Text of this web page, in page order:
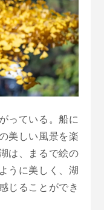
っている。船に
美しい風景を楽
は、まるで絵の
うに美しく、湖
じることができ